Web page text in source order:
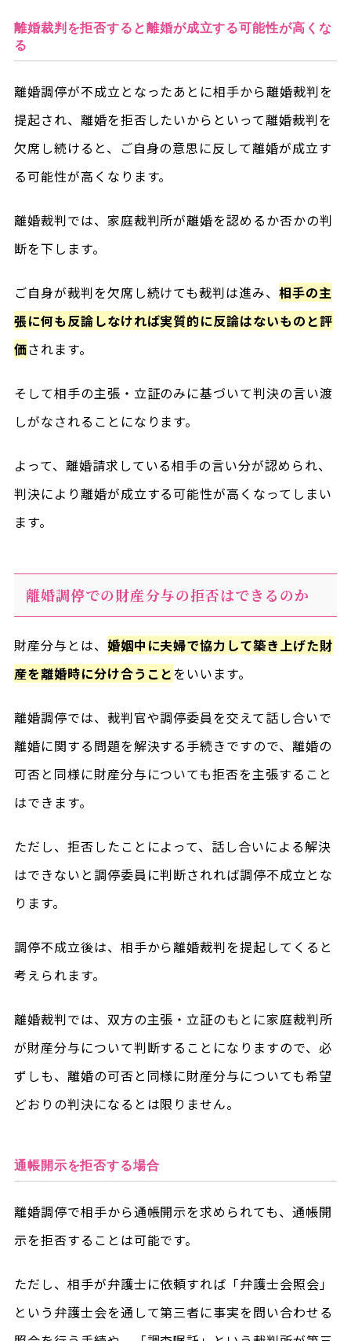
離婚裁判を拒否すると離婚が成立する可能性が高くな
る
離婚調停が不成立となったあとに相手から離婚裁判を
提起され、離婚を拒否したいからといって離婚裁判を
欠席し続けると、ご自身の意思に反して離婚が成立す
る可能性が高くなります。
離婚裁判では、家庭裁判所が離婚を認めるか否かの判
断を下します。
ご自身が裁判を欠席し続けても裁判は進み、相手の主
張に何も反論しなければ実質的に反論はないものと評
価されます。
そして相手の主張・立証のみに基づいて判決の言い渡
しがなされることになります。
よって、離婚請求している相手の言い分が認められ、
判決により離婚が成立する可能性が高くなってしまい
ます。
離婚調停での財産分与の拒否はできるのか
財産分与とは、 婚姻中に夫婦で協力して築き上げた財
産を離婚時に分け合うことをいいます。
離婚調停では、裁判官や調停委員を交えて話し合いで
離婚に関する問題を解決する手続きですので、離婚の
可否と同様に財産分与についても拒否を主張すること
はできます。
ただし、拒否したことによって、話し合いによる解決
はできないと調停委員に判断されれば調停不成立とな
ります。
調停不成立後は、相手から離婚裁判を提起してくると
考えられます。
離婚裁判では、双方の主張・立証のもとに家庭裁判所
が財産分与について判断することになりますので、必
ずしも、離婚の可否と同様に財産分与についても希望
どおりの判決になるとは限りません。
通帳開示を拒否する場合
離婚調停で相手から通帳開示を求められても、通帳開
示を拒否することは可能です。
ただし、相手が弁護士に依頼すれば「弁護士会照会」
という弁護士会を通して第三者に事実を問い合わせる